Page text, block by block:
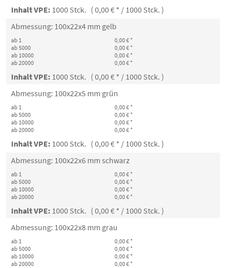
Inhalt VPE: 1000 Stck. ( 0,00 € * / 1000 Stck. )
Abmessung: 100x22x4 mm gelb
ab 1
0,00 € *
ab 5000
0,00 € *
ab 10000
0,00 € *
ab 20000
0,00 € *
Inhalt VPE: 1000 Stck. ( 0,00 € * / 1000 Stck. )
Abmessung: 100x22x5 mm grün
ab 1
0,00 € *
ab 5000
0,00 € *
ab 10000
0,00 € *
ab 20000
0,00 € *
Inhalt VPE: 1000 Stck. ( 0,00 € * / 1000 Stck. )
Abmessung: 100x22x6 mm schwarz
ab 1
0,00 € *
ab 5000
0,00 € *
ab 10000
0,00 € *
ab 20000
0,00 € *
Inhalt VPE: 1000 Stck. ( 0,00 € * / 1000 Stck. )
Abmessung: 100x22x8 mm grau
ab 1
0,00 € *
ab 5000
0,00 € *
ab 10000
0,00 € *
ab 20000
0,00 € *